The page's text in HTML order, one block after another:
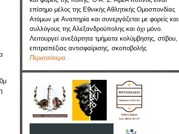
επίσημο μέλος της Εθνικής Αθλητικής Ομοσπονδίας
Ατόμων με Αναπηρία και συνεργάζεται με φορείς και
συλλόγους της Αλεξανδρούπολης και όχι μόνο.
Λειτουργεί ανεξάρτητα τμήματα κολύμβησης, στίβου,
επιτραπέζιας αντισφαίρισης, σκοποβολής
Περισσότερα...